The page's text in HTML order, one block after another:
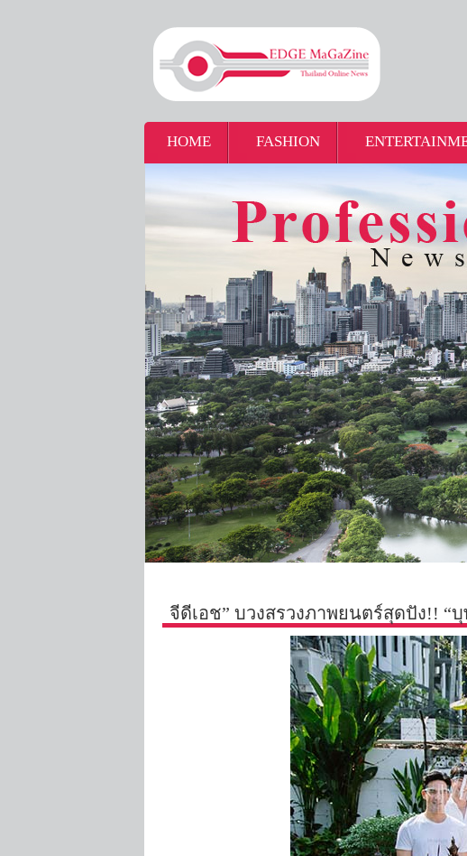
HOME FASHION
จีดีเอช” บวงสรวงภาพยนตร์สุดปัง!! “